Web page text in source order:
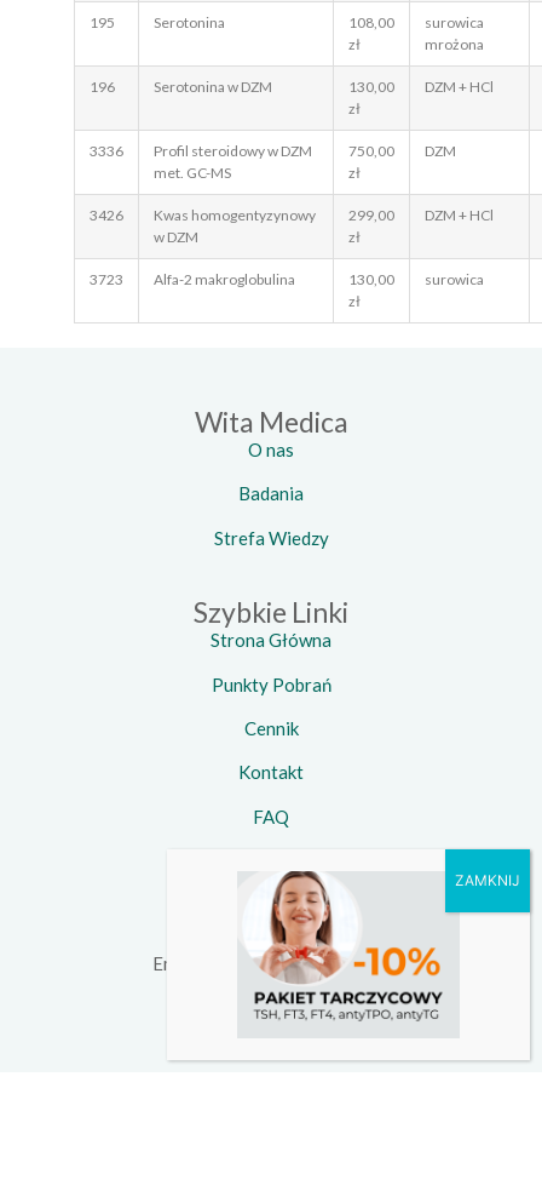
195 Serotonina
108,00
zł
surowica
mrożona
196 Serotonina w DZM
130,00
zł
DZM + HCl
3336
Profil steroidowy w DZM
met. GC-MS
750,00
zł
DZM
3426
Kwas homogentyzynowy
w DZM
299,00
zł
DZM + HCl
3723 Alfa-2 makroglobulina
130,00
zł
surowica
Wita Medica
O nas
Badania
Strefa Wiedzy
Szybkie Linki
Strona Główna
Punkty Pobrań
Cennik
Kontakt
FAQ
Kontakt
734 924 924
Email: kontakt@witamedica.pl